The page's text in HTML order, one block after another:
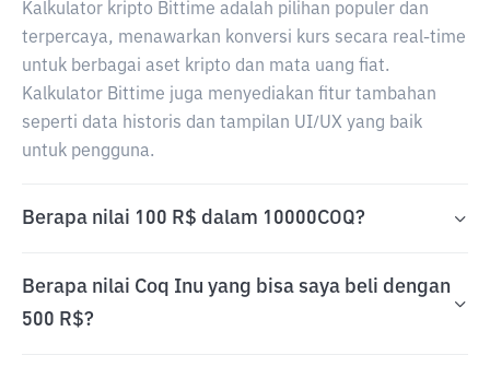
Kalkulator kripto Bittime adalah pilihan populer dan
terpercaya, menawarkan konversi kurs secara real-time
untuk berbagai aset kripto dan mata uang fiat.
Kalkulator Bittime juga menyediakan fitur tambahan
seperti data historis dan tampilan UI/UX yang baik
untuk pengguna.
Berapa nilai 100 R$ dalam 10000COQ?
Berapa nilai Coq Inu yang bisa saya beli dengan
500 R$?